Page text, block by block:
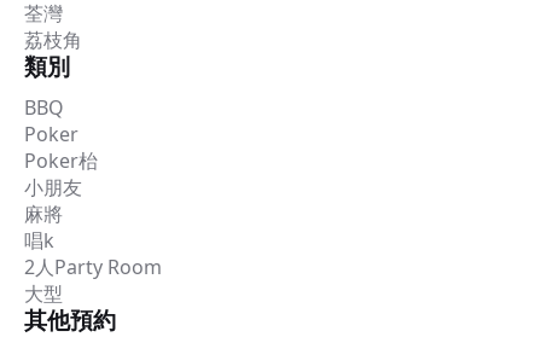
荃灣
荔枝角
類別
BBQ
Poker
Poker枱
小朋友
麻將
唱k
2人Party Room
大型
其他預約